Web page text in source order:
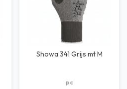
Showa 341 Grijs mt M
pc